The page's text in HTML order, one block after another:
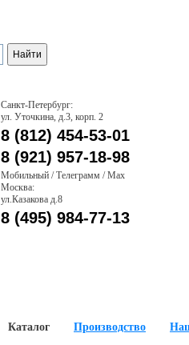
Санкт-Петербург:
ул. Уточкина, д.3, корп. 2
8 (812) 454-53-01
8 (921) 957-18-98
Мобильный / Телеграмм / Max
Москва:
ул.Казакова д.8
8 (495) 984-77-13
Каталог Производство